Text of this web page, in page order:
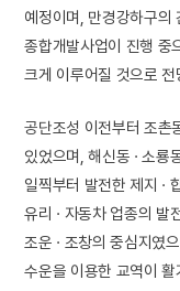
예정이며, 만경강하구의
종합개발사업이 진행 중
크게 이루어질 것으로 전
공단조성 이전부터 조촌
있었으며, 해신동 · 소룡
일찍부터 발전한 제지 ·
유리 · 자동차 업종의 발
조운 · 조창의 중심지였
수운을 이용한 교역이